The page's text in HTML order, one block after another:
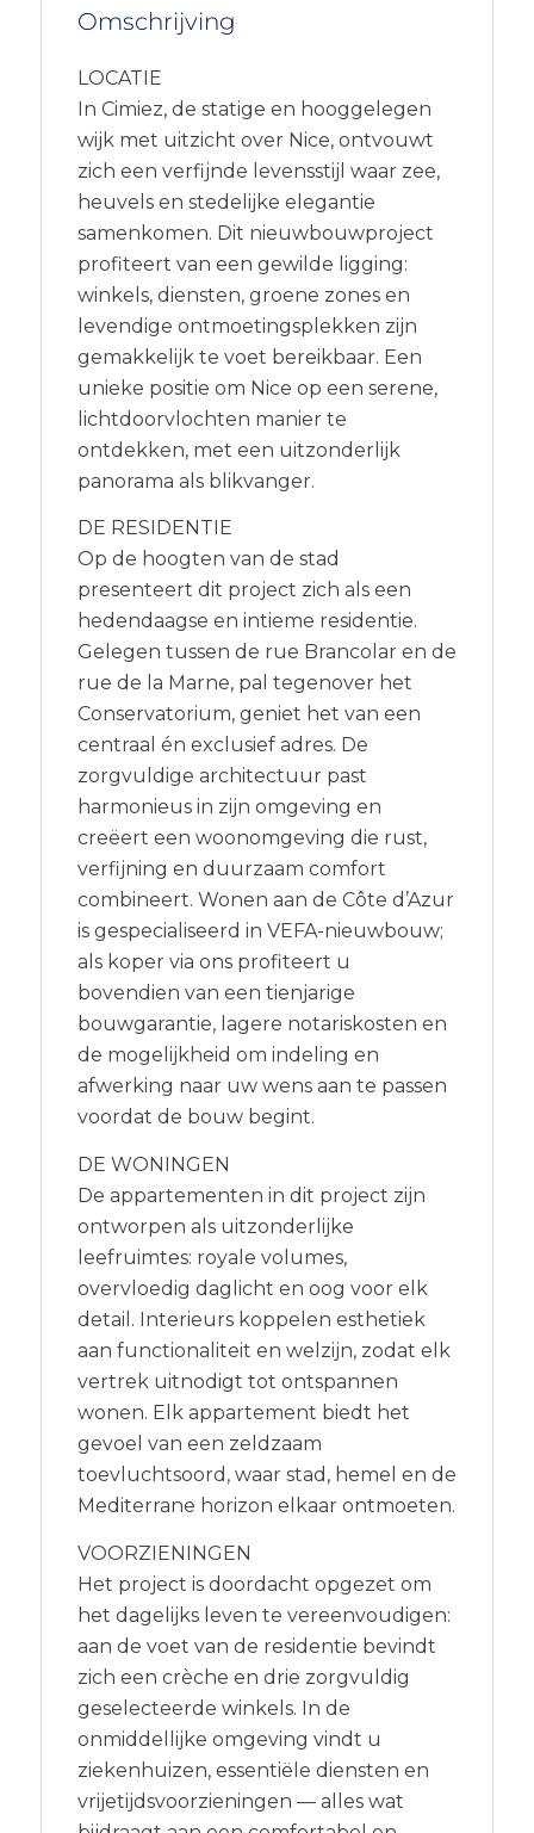
Omschrijving
LOCATIE
In Cimiez, de statige en hooggelegen
wijk met uitzicht over Nice, ontvouwt
zich een verfijnde levensstijl waar zee,
heuvels en stedelijke elegantie
samenkomen. Dit nieuwbouwproject
profiteert van een gewilde ligging:
winkels, diensten, groene zones en
levendige ontmoetingsplekken zijn
gemakkelijk te voet bereikbaar. Een
unieke positie om Nice op een serene,
lichtdoorvlochten manier te
ontdekken, met een uitzonderlijk
panorama als blikvanger.
DE RESIDENTIE
Op de hoogten van de stad
presenteert dit project zich als een
hedendaagse en intieme residentie.
Gelegen tussen de rue Brancolar en de
rue de la Marne, pal tegenover het
Conservatorium, geniet het van een
centraal én exclusief adres. De
zorgvuldige architectuur past
harmonieus in zijn omgeving en
creëert een woonomgeving die rust,
verfijning en duurzaam comfort
combineert. Wonen aan de Côte d’Azur
is gespecialiseerd in VEFA-nieuwbouw;
als koper via ons profiteert u
bovendien van een tienjarige
bouwgarantie, lagere notariskosten en
de mogelijkheid om indeling en
afwerking naar uw wens aan te passen
voordat de bouw begint.
DE WONINGEN
De appartementen in dit project zijn
ontworpen als uitzonderlijke
leefruimtes: royale volumes,
overvloedig daglicht en oog voor elk
detail. Interieurs koppelen esthetiek
aan functionaliteit en welzijn, zodat elk
vertrek uitnodigt tot ontspannen
wonen. Elk appartement biedt het
gevoel van een zeldzaam
toevluchtsoord, waar stad, hemel en de
Mediterrane horizon elkaar ontmoeten.
VOORZIENINGEN
Het project is doordacht opgezet om
het dagelijks leven te vereenvoudigen:
aan de voet van de residentie bevindt
zich een crèche en drie zorgvuldig
geselecteerde winkels. In de
onmiddellijke omgeving vindt u
ziekenhuizen, essentiële diensten en
vrijetijdsvoorzieningen — alles wat